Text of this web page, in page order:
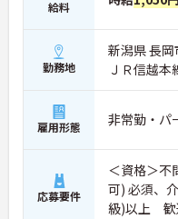
給料
勤務地
新潟県 長
ＪＲ信越
雇用形態 非常勤・パ
応募要件
＜資格＞不
可) 必須、
級)以上 歓